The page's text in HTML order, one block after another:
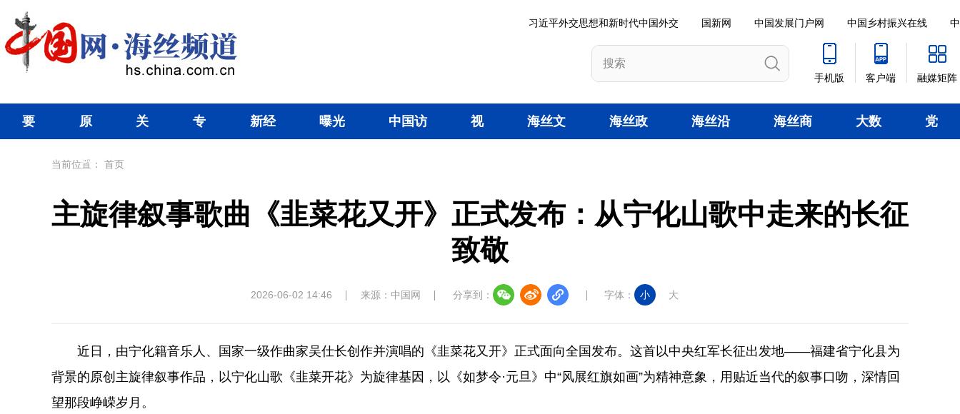
习近平外交思想和新时代中国外交 国新网 中国发展门户网 中国乡村振兴在线
手机版 客户端 融媒矩阵
要 原
创
关 专 新经 曝光 中国访 视 海丝文 海丝政 海丝沿 海丝商 大数 党
当前位置： 首页
主旋律叙事歌曲《韭菜花又开》正式发布：从宁化山歌中走来的长征
致敬
2026-06-02 14:46 来源：中国网 分享到： 字体： 小 大
近日，由宁化籍音乐人、国家一级作曲家吴仕长创作并演唱的《韭菜花又开》正式面向全国发布。这首以中央红军长征出发地——福建省宁化县为
背景的原创主旋律叙事作品，以宁化山歌《韭菜开花》为旋律基因，以《如梦令·元旦》中“风展红旗如画”为精神意象，用贴近当代的叙事口吻，深情回
望那段峥嵘岁月。